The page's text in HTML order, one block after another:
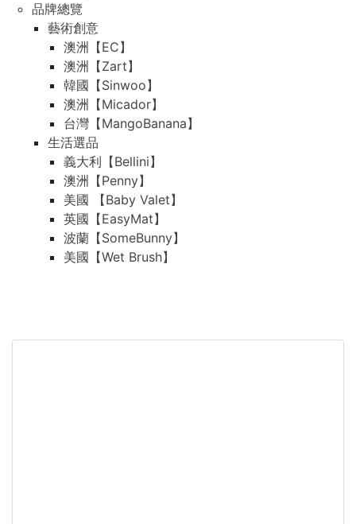
品牌總覽
藝術創意
澳洲【EC】
澳洲【Zart】
韓國【Sinwoo】
澳洲【Micador】
台灣【MangoBanana】
生活選品
義大利【Bellini】
澳洲【Penny】
美國 【Baby Valet】
英國【EasyMat】
波蘭【SomeBunny】
美國【Wet Brush】